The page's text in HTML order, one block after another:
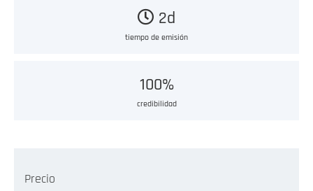
2d
tiempo de emisión
100%
credibilidad
Precio